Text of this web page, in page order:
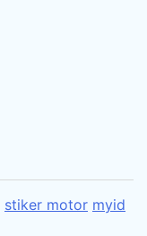
stiker motor myid